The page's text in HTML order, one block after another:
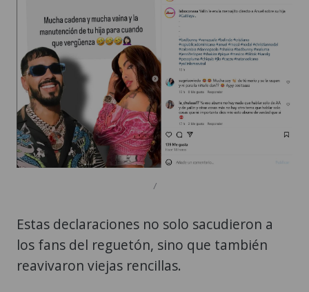
/
Estas declaraciones no solo sacudieron a
los fans del reguetón, sino que también
reavivaron viejas rencillas.